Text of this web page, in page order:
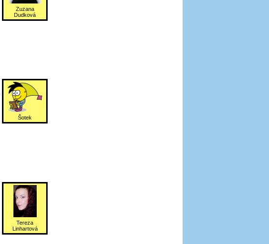
Zuzana
Dudková
Šotek
Tereza
Linhartová